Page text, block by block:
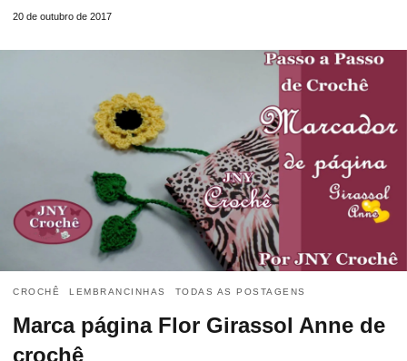
20 de outubro de 2017
CROCHÊ LEMBRANCINHAS TODAS AS POSTAGENS
Marca página Flor Girassol Anne de
crochê